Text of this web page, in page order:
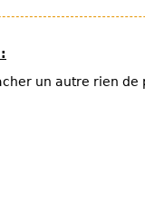
un autre rien de